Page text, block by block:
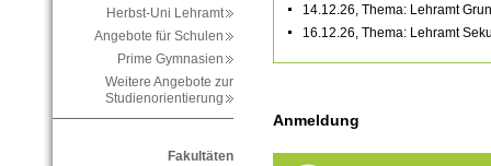
Herbst-Uni Lehramt
Angebote für Schulen
Prime Gymnasien
Weitere Angebote zur
Studienorientierung
Fakultäten
14.12.26, Thema: Lehramt
16.12.26, Thema: Lehramt
Anmeldung